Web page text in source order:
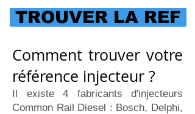
TROUVER LA REF
Comment trouver votre
référence injecteur ?
Il existe 4 fabricants d'injecteurs
Common Rail Diesel : Bosch, Delphi,